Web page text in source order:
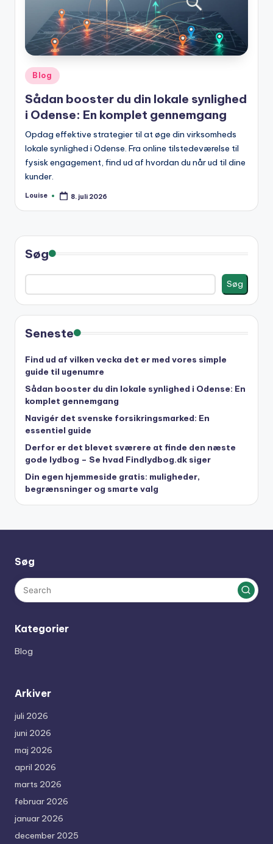
Posted
in
Blog
Sådan booster du din lokale synlighed
i Odense: En komplet gennemgang
Opdag effektive strategier til at øge din virksomheds
lokale synlighed i Odense. Fra online tilstedeværelse til
fysisk engagement, find ud af hvordan du når ud til dine
kunder.
Posted
Louise 8. juli 2026
Søg
Søg
Seneste
Find ud af vilken vecka det er med vores simple
guide til ugenumre
Sådan booster du din lokale synlighed i Odense: En
komplet gennemgang
Navigér det svenske forsikringsmarked: En
essentiel guide
Derfor er det blevet sværere at finde den næste
gode lydbog – Se hvad Findlydbog.dk siger
Din egen hjemmeside gratis: muligheder,
begrænsninger og smarte valg
Søg
Kategorier
Blog
Arkiver
juli 2026
juni 2026
maj 2026
april 2026
marts 2026
februar 2026
januar 2026
december 2025